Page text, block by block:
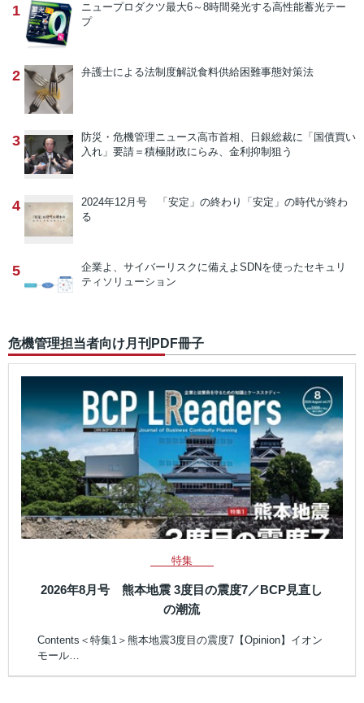
1 ニュープロダクツ最大6～8時間発光する高性能蓄光テー
プ
2 弁護士による法制度解説食料供給困難事態対策法
3 防災・危機管理ニュース高市首相、日銀総裁に「国債買い
入れ」要請＝積極財政にらみ、金利抑制狙う
4 2024年12月号 「安定」の終わり
「安定」の時代が終わ
る
5 企業よ、サイバーリスクに備えよ SDNを使ったセキュリ
ティソリューション
危機管理担当者向け月刊PDF冊子
特集
2026年8月号 熊本地震 3度目の震度7／BCP見直し
の潮流
Contents＜特集1＞熊本地震3度目の震度7【Opinion】イオン
モール…